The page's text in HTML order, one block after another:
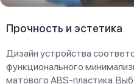
Прочность и эстетика
Дизайн устройства
функционального
матового ABS-пластика.